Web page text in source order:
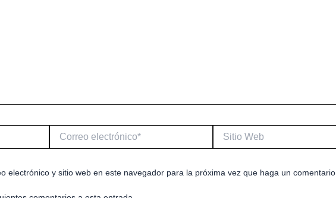
electrónico*
Web
electrónico y sitio web en este navegador para la próxima vez que haga un comentario.